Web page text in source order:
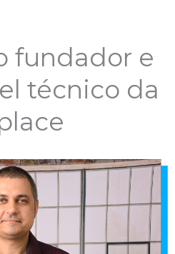
fundador e
técnico da